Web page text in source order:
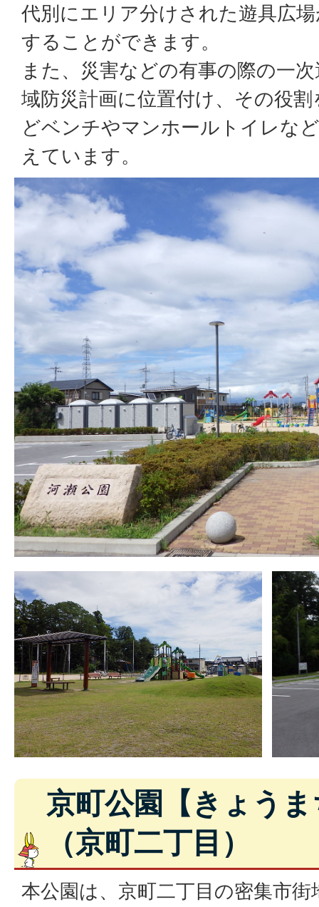
代別にエリア分けされた遊具広
することができます。
また、災害などの有事の際の一
域防災計画に位置付け、その役
どベンチやマンホールトイレな
えています。
京町公園【きょう
（京町二丁目）
本公園は、京町二丁目の密集市